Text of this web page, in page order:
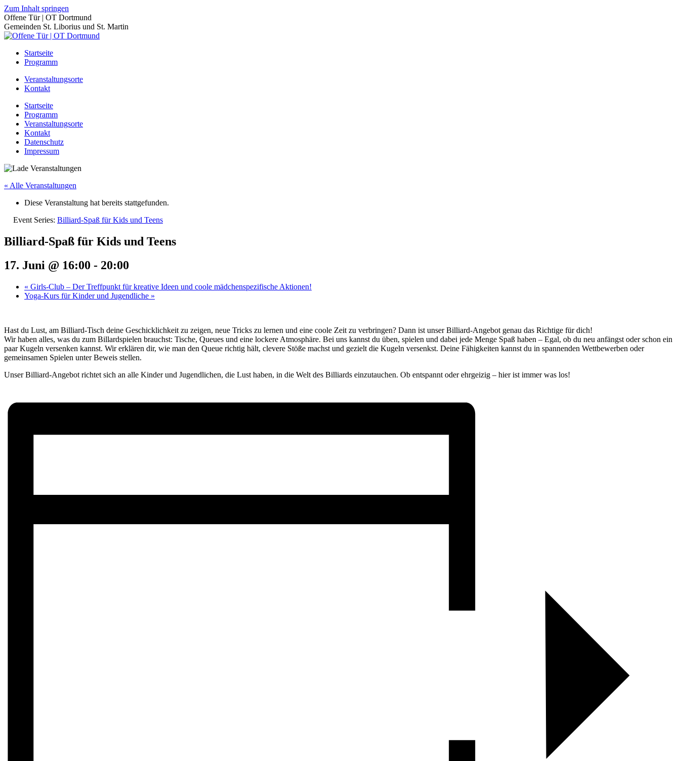
Zum Inhalt springen
Offene Tür | OT Dortmund
Gemeinden St. Liborius und St. Martin
Startseite
Programm
Veranstaltungsorte
Kontakt
Startseite
Programm
Veranstaltungsorte
Kontakt
Datenschutz
Impressum
« Alle Veranstaltungen
Diese Veranstaltung hat bereits stattgefunden.
Event Series: Billiard-Spaß für Kids und Teens
Billiard-Spaß für Kids und Teens
17. Juni @ 16:00 - 20:00
« Girls-Club – Der Treffpunkt für kreative Ideen und coole mädchenspezifische Aktionen!
Yoga-Kurs für Kinder und Jugendliche »
Hast du Lust, am Billiard-Tisch deine Geschicklichkeit zu zeigen, neue Tricks zu lernen und eine coole Zeit zu verbringen? Dann ist unser Billiard-Angebot genau das Richtige für dich!
Wir haben alles, was du zum Billardspielen brauchst: Tische, Queues und eine lockere Atmosphäre. Bei uns kannst du üben, spielen und dabei jede Menge Spaß haben – Egal, ob du neu anfängst oder schon ein
paar Kugeln versenken kannst. Wir erklären dir, wie man den Queue richtig hält, clevere Stöße machst und gezielt die Kugeln versenkst. Deine Fähigkeiten kannst du in spannenden Wettbewerben oder
gemeinsamen Spielen unter Beweis stellen.
Unser Billiard-Angebot richtet sich an alle Kinder und Jugendlichen, die Lust haben, in die Welt des Billiards einzutauchen. Ob entspannt oder ehrgeizig – hier ist immer was los!